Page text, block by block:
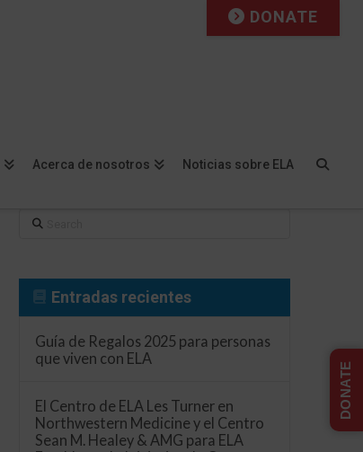
Acerca de nosotros Noticias sobre ELA
DONATE
Search
Entradas recientes
Guía de Regalos 2025 para personas
que viven con ELA
El Centro de ELA Les Turner en
Northwestern Medicine y el Centro
Sean M. Healey & AMG para ELA
DONATE